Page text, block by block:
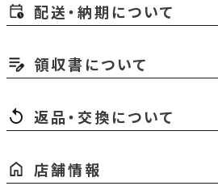
配送・納期について
領収書について
返品・交換について
店舗情報